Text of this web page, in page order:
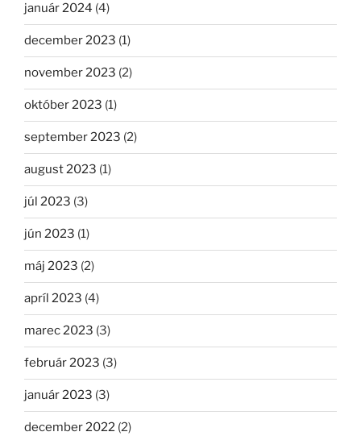
január 2024 (4)
december 2023 (1)
november 2023 (2)
október 2023 (1)
september 2023 (2)
august 2023 (1)
júl 2023 (3)
jún 2023 (1)
máj 2023 (2)
apríl 2023 (4)
marec 2023 (3)
február 2023 (3)
január 2023 (3)
december 2022 (2)